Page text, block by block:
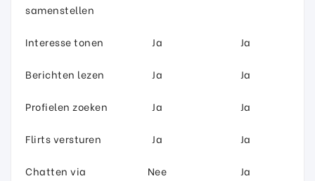
samenstellen
Interesse tonen Ja Ja
Berichten lezen Ja Ja
Profielen zoeken Ja Ja
Flirts versturen Ja Ja
Chatten via
Nee Ja